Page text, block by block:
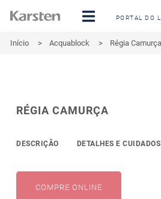
PORTAL DO
Início > Acquablock > Régia Camurça
RÉGIA CAMURÇA
DESCRIÇÃO DETALHES E CUIDADOS
COMPRE ONLINE